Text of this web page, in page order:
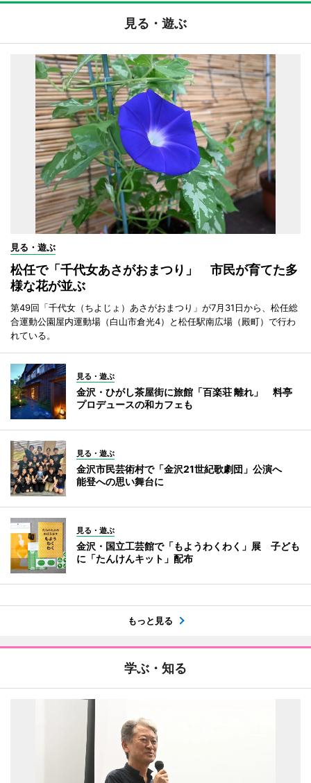
見る・遊ぶ
見る・遊ぶ
松任で「千代女あさがおまつり」 市民が育てた多
様な花が並ぶ
第49回「千代女（ちよじょ）あさがおまつり」が7月31日から、松任総
合運動公園屋内運動場（白山市倉光4）と松任駅南広場（殿町）で行わ
れている。
見る・遊ぶ
金沢・ひがし茶屋街に旅館「百楽荘 離れ」 料亭
プロデュースの和カフェも
見る・遊ぶ
金沢市民芸術村で「金沢21世紀歌劇団」公演へ
能登への思い舞台に
見る・遊ぶ
金沢・国立工芸館で「もようわくわく」展 子ども
に「たんけんキット」配布
もっと見る
学ぶ・知る